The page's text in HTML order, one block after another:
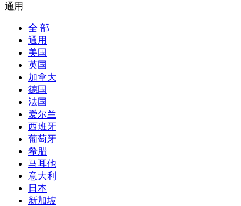
通用
全 部
通用
美国
英国
加拿大
德国
法国
爱尔兰
西班牙
葡萄牙
希腊
马耳他
意大利
日本
新加坡